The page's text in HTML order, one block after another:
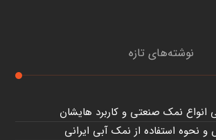
نوشته‌های تازه
انواع نمک صنعتی و کاربرد هایشان
نحوه استفاده از نمک آبی ایرانی